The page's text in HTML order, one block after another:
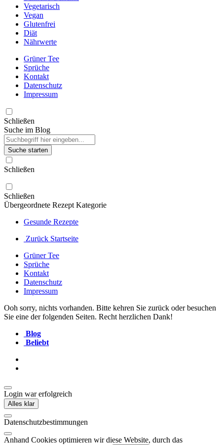
Vegetarisch
Vegan
Glutenfrei
Diät
Nährwerte
Grüner Tee
Sprüche
Kontakt
Datenschutz
Impressum
Schließen
Suche im Blog
Suche starten
Schließen
Schließen
Übergeordnete Rezept Kategorie
Gesunde Rezepte
Zurück Startseite
Grüner Tee
Sprüche
Kontakt
Datenschutz
Impressum
Ooh sorry, nichts vorhanden. Bitte kehren Sie zurück oder besuchen
Sie eine der folgenden Seiten. Recht herzlichen Dank!
Blog
Beliebt
Login war erfolgreich
Alles klar
Datenschutzbestimmungen
Anhand Cookies optimieren wir diese Website, durch das